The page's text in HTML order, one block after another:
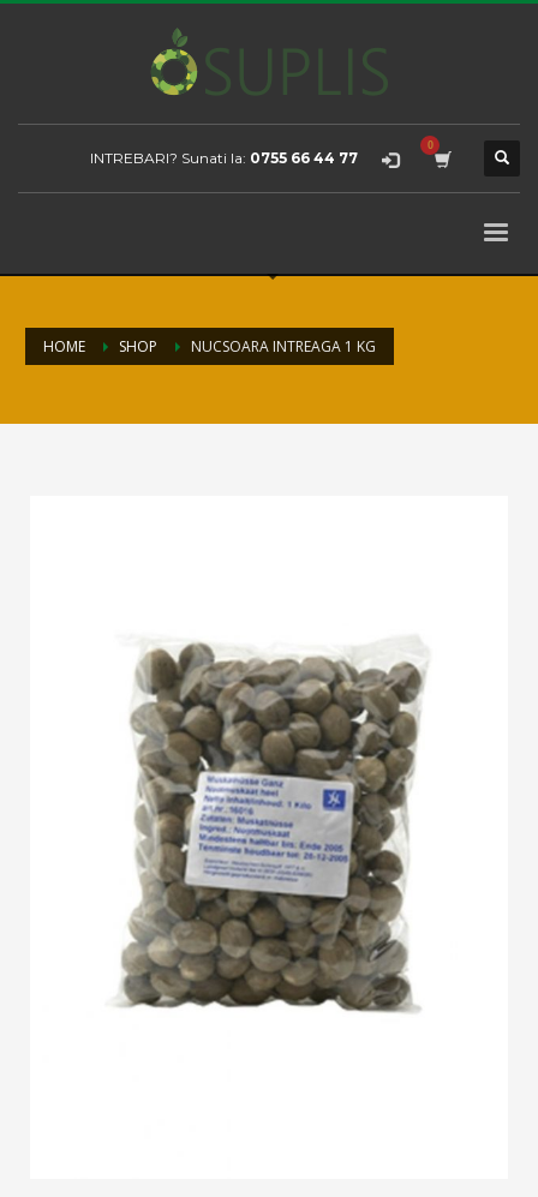
INTREBARI? Sunati la: 0755 66 44 77
HOME SHOP NUCSOARA INTREAGA 1 KG